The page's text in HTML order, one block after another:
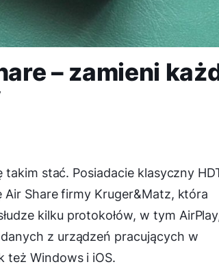
– zamieni
stać. Posiadacie klasyczny
Share firmy Kruger&Matz, która
kilku protokołów, w tym
z urządzeń pracujących w
też Windows i iOS.